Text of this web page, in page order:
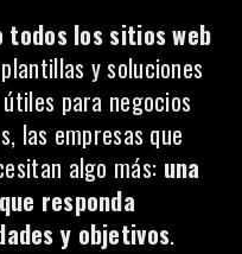
todos los sitios web
y soluciones
para negocios
las empresas que
algo más: una
responda
y objetivos.